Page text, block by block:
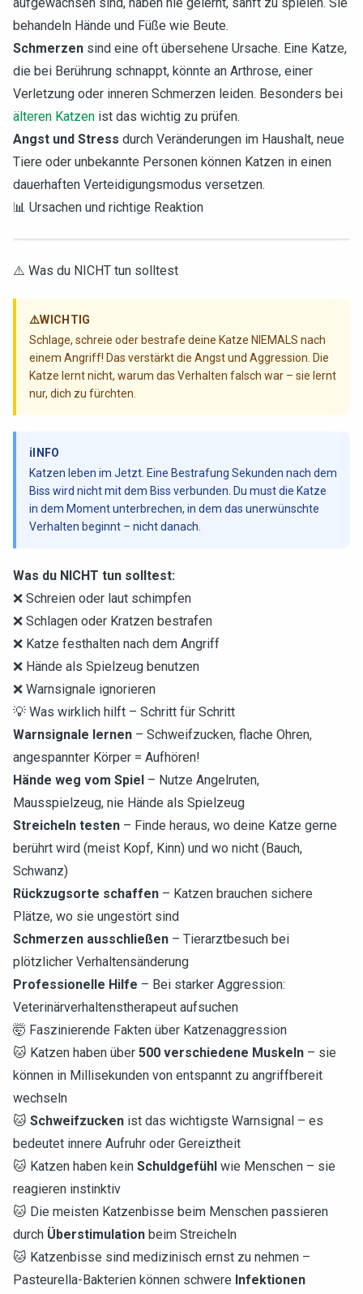
behandeln Hände und Füße wie Beute.
Schmerzen sind eine oft übersehene Ursache. Eine Katze,
die bei Berührung schnappt, könnte an Arthrose, einer
Verletzung oder inneren Schmerzen leiden. Besonders bei
älteren Katzen ist das wichtig zu prüfen.
Angst und Stress durch Veränderungen im Haushalt, neue
Tiere oder unbekannte Personen können Katzen in einen
dauerhaften Verteidigungsmodus versetzen.
📊 Ursachen und richtige Reaktion
⚠️ Was du NICHT tun solltest
⚠️WICHTIG
Schlage, schreie oder bestrafe deine Katze NIEMALS nach
einem Angriff! Das verstärkt die Angst und Aggression. Die
Katze lernt nicht, warum das Verhalten falsch war – sie lernt
nur, dich zu fürchten.
ℹ️ INFO
Katzen leben im Jetzt. Eine Bestrafung Sekunden nach dem
Biss wird nicht mit dem Biss verbunden. Du must die Katze
in dem Moment unterbrechen, in dem das unerwünschte
Verhalten beginnt – nicht danach.
Was du NICHT tun solltest:
❌ Schreien oder laut schimpfen
❌ Schlagen oder Kratzen bestrafen
❌ Katze festhalten nach dem Angriff
❌ Hände als Spielzeug benutzen
❌ Warnsignale ignorieren
💡 Was wirklich hilft – Schritt für Schritt
Warnsignale lernen – Schweifzucken, flache Ohren,
angespannter Körper = Aufhören!
Hände weg vom Spiel – Nutze Angelruten,
Mausspielzeug, nie Hände als Spielzeug
Streicheln testen – Finde heraus, wo deine Katze gerne
berührt wird (meist Kopf, Kinn) und wo nicht (Bauch,
Schwanz)
Rückzugsorte schaffen – Katzen brauchen sichere
Plätze, wo sie ungestört sind
Schmerzen ausschließen – Tierarztbesuch bei
plötzlicher Verhaltensänderung
Professionelle Hilfe – Bei starker Aggression:
Veterinärverhaltenstherapeut aufsuchen
🤯 Faszinierende Fakten über Katzenaggression
🐱 Katzen haben über 500 verschiedene Muskeln – sie
können in Millisekunden von entspannt zu angriffbereit
wechseln
🐱 Schweifzucken ist das wichtigste Warnsignal – es
bedeutet innere Aufruhr oder Gereiztheit
🐱 Katzen haben kein Schuldgefühl wie Menschen – sie
reagieren instinktiv
🐱 Die meisten Katzenbisse beim Menschen passieren
durch Überstimulation beim Streicheln
🐱 Katzenbisse sind medizinisch ernst zu nehmen –
Pasteurella-Bakterien können schwere Infektionen